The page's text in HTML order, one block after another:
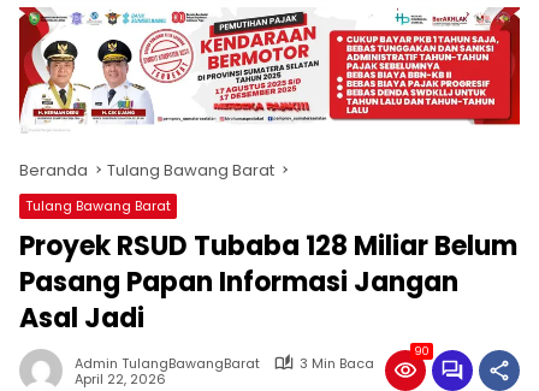
produk
antara
lain
mampu
menjadi
komunikasi
usaha
(beriklan),
fokus
pada
pemberitaan
nasional
maupun
international,
Beranda Tulang Bawang Barat
Tulang Bawang Barat
Proyek RSUD Tubaba 128 Miliar Belum
Pasang Papan Informasi Jangan
Asal Jadi
Admin TulangBawangBarat
3 Min Baca
April 22, 2026
90